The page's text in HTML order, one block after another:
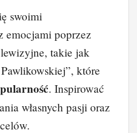
swoimi
emocjami poprzez
takie jak
które
. Inspirować
własnych pasji oraz